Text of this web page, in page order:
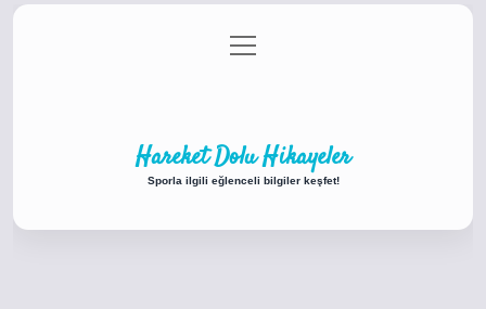
Gizlilik Politikası
menüyü
aç
Hareket Dolu Hikayeler
Sporla ilgili eğlenceli bilgiler keşfet!